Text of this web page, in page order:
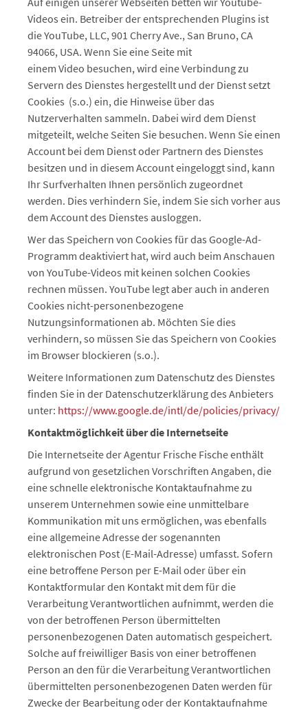
Videos ein. Betreiber der entsprechenden Plugins ist
die YouTube, LLC, 901 Cherry Ave., San Bruno, CA
94066, USA. Wenn Sie eine Seite mit
einem Video besuchen, wird eine Verbindung zu
Servern des Dienstes hergestellt und der Dienst setzt
Cookies (s.o.) ein, die Hinweise über das
Nutzerverhalten sammeln. Dabei wird dem Dienst
mitgeteilt, welche Seiten Sie besuchen. Wenn Sie einen
Account bei dem Dienst oder Partnern des Dienstes
besitzen und in diesem Account eingeloggt sind, kann
Ihr Surfverhalten Ihnen persönlich zugeordnet
werden. Dies verhindern Sie, indem Sie sich vorher aus
dem Account des Dienstes ausloggen.
Wer das Speichern von Cookies für das Google-Ad-
Programm deaktiviert hat, wird auch beim Anschauen
von YouTube-Videos mit keinen solchen Cookies
rechnen müssen. YouTube legt aber auch in anderen
Cookies nicht-personenbezogene
Nutzungsinformationen ab. Möchten Sie dies
verhindern, so müssen Sie das Speichern von Cookies
im Browser blockieren (s.o.).
Weitere Informationen zum Datenschutz des Dienstes
finden Sie in der Datenschutzerklärung des Anbieters
unter: https://www.google.de/intl/de/policies/privacy/
Kontaktmöglichkeit über die Internetseite
Die Internetseite der Agentur Frische Fische enthält
aufgrund von gesetzlichen Vorschriften Angaben, die
eine schnelle elektronische Kontaktaufnahme zu
unserem Unternehmen sowie eine unmittelbare
Kommunikation mit uns ermöglichen, was ebenfalls
eine allgemeine Adresse der sogenannten
elektronischen Post (E-Mail-Adresse) umfasst. Sofern
eine betroffene Person per E-Mail oder über ein
Kontaktformular den Kontakt mit dem für die
Verarbeitung Verantwortlichen aufnimmt, werden die
von der betroffenen Person übermittelten
personenbezogenen Daten automatisch gespeichert.
Solche auf freiwilliger Basis von einer betroffenen
Person an den für die Verarbeitung Verantwortlichen
übermittelten personenbezogenen Daten werden für
Zwecke der Bearbeitung oder der Kontaktaufnahme